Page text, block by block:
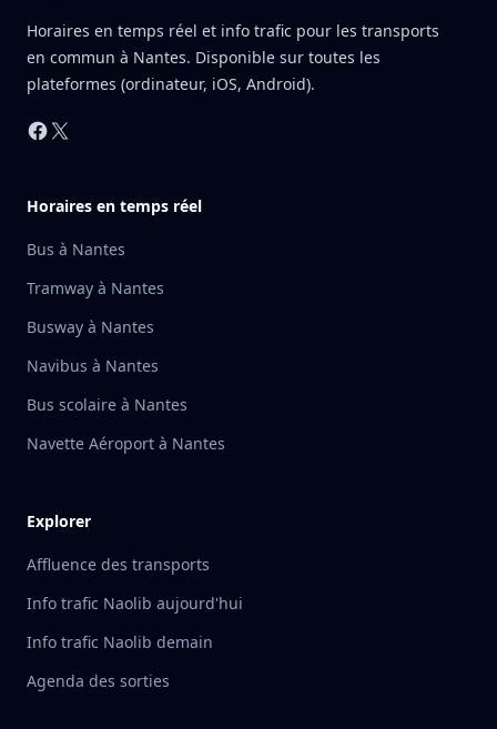
Horaires en temps réel et info trafic pour les transports
en commun à Nantes. Disponible sur toutes les
plateformes (ordinateur, iOS, Android).
Facebook
X
Horaires en temps réel
Bus à Nantes
Tramway à Nantes
Busway à Nantes
Navibus à Nantes
Bus scolaire à Nantes
Navette Aéroport à Nantes
Explorer
Affluence des transports
Info trafic Naolib aujourd'hui
Info trafic Naolib demain
Agenda des sorties